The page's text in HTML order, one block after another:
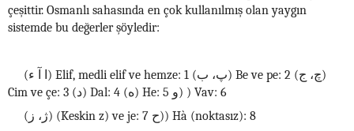
çeşittir. Osmanlı sahasında en çok kullanılmış olan yaygın
sistemde bu değerler şöyledir:
(ا آ ء) Elif, medli elif ve hemze: 1 (پ، ب) Be ve pe: 2 (چ، ج)
Cim ve çe: 3 (د) Dal: 4 (ه) He: 5 و) ) Vav: 6
(ژ، ز) (Keskin z) ve je: 7 ح)) Hà (noktasız): 8